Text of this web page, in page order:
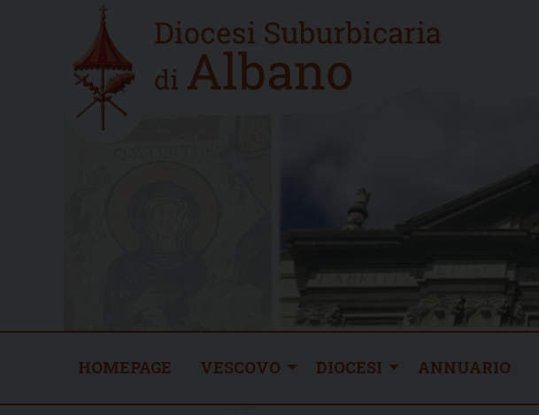
Home
new
HOMEPAGE VESCOVO DIOCESI ANNUARIO